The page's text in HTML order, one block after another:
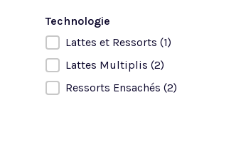
Technologie
Technologie
Lattes et Ressorts (1)
Lattes Multiplis (2)
Ressorts Ensachés (2)